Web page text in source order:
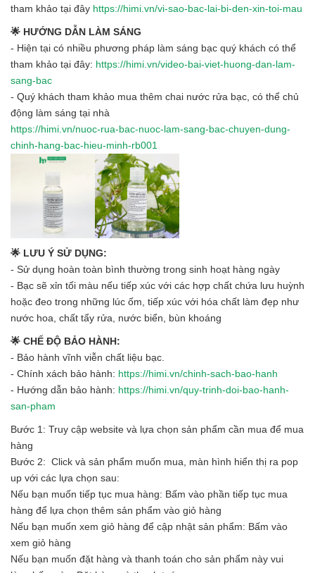
tham khảo tại đây https://himi.vn/vi-sao-bac-lai-bi-den-xin-toi-mau
🌟 HƯỚNG DẪN LÀM SÁNG
- Hiện tại có nhiều phương pháp làm sáng bạc quý khách có thể
tham khảo tại đây: https://himi.vn/video-bai-viet-huong-dan-lam-
sang-bac
- Quý khách tham khảo mua thêm chai nước rửa bạc, có thể chủ
động làm sáng tại nhà
https://himi.vn/nuoc-rua-bac-nuoc-lam-sang-bac-chuyen-dung-
chinh-hang-bac-hieu-minh-rb001
🌟 LƯU Ý SỬ DỤNG:
- Sử dụng hoàn toàn bình thường trong sinh hoạt hàng ngày
- Bạc sẽ xỉn tối màu nếu tiếp xúc với các hợp chất chứa lưu huỳnh
hoặc đeo trong những lúc ốm, tiếp xúc với hóa chất làm đẹp như
nước hoa, chất tẩy rửa, nước biển, bùn khoáng
🌟 CHẾ ĐỘ BẢO HÀNH:
- Bảo hành vĩnh viễn chất liệu bạc.
- Chính xách bảo hành: https://himi.vn/chinh-sach-bao-hanh
- Hướng dẫn bảo hành: https://himi.vn/quy-trinh-doi-bao-hanh-
san-pham
Bước 1: Truy cập website và lựa chọn sản phẩm cần mua để mua
hàng
Bước 2: Click và sản phẩm muốn mua, màn hình hiển thị ra pop
up với các lựa chọn sau:
Nếu bạn muốn tiếp tục mua hàng: Bấm vào phần tiếp tục mua
hàng để lựa chọn thêm sản phẩm vào giỏ hàng
Nếu bạn muốn xem giỏ hàng để cập nhật sản phẩm: Bấm vào
xem giỏ hàng
Nếu bạn muốn đặt hàng và thanh toán cho sản phẩm này vui